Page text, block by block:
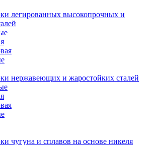
легированных высокопрочных и
нержавеющих и жаростойких сталей
чугуна и сплавов на основе никеля